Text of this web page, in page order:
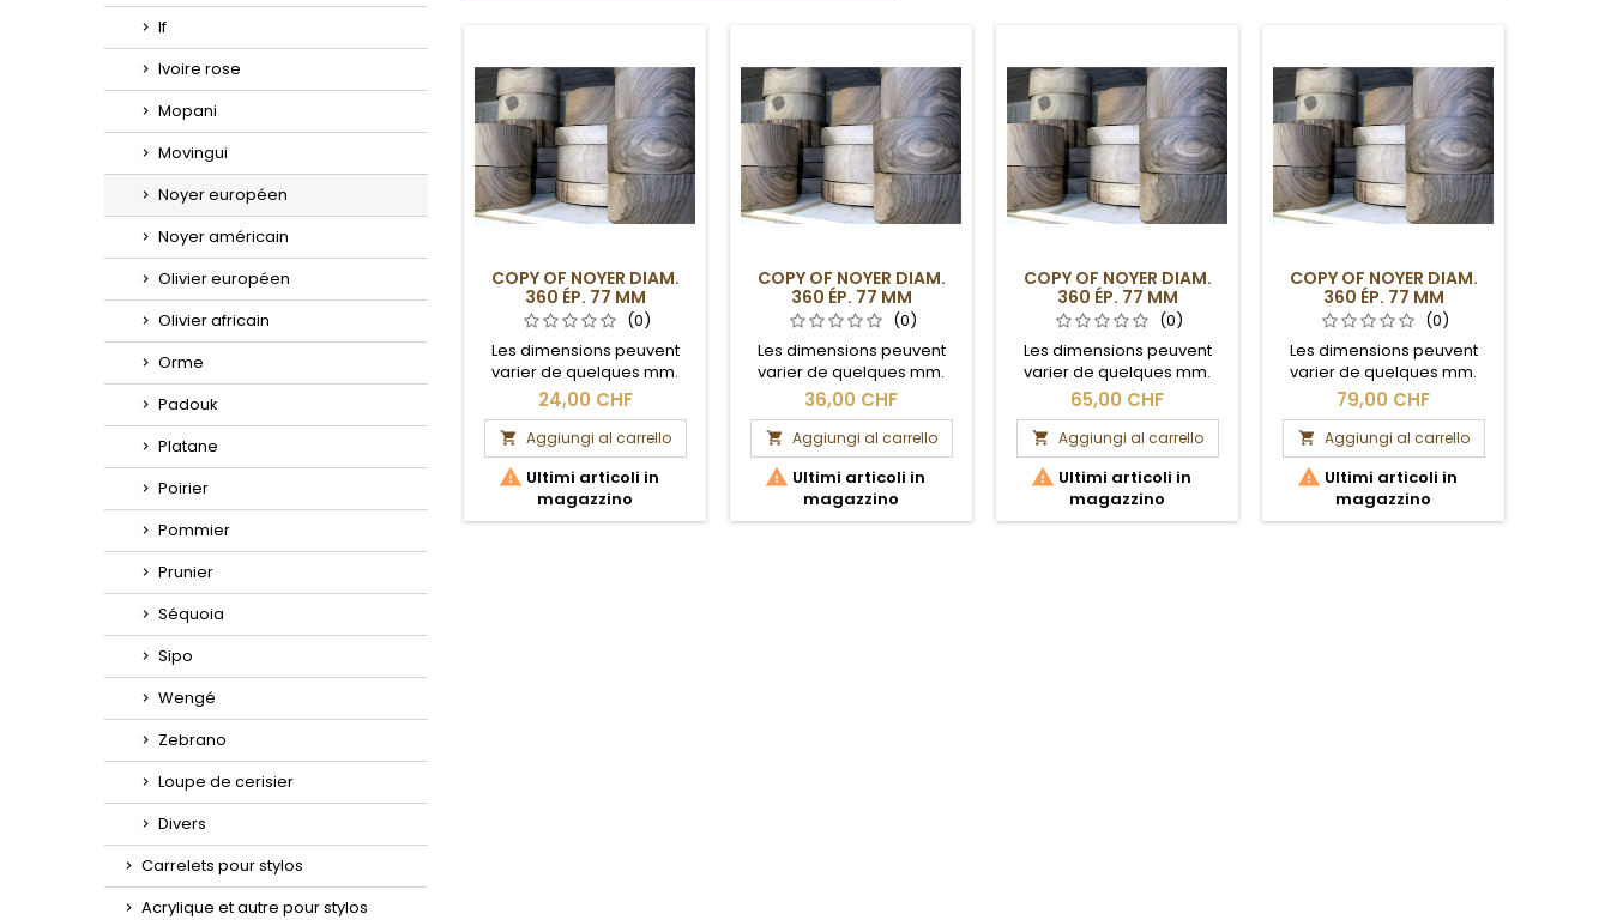
If
Ivoire rose
Mopani
Movingui
Noyer européen
Noyer américain
Olivier européen
Olivier africain
Orme
Padouk
Platane
Poirier
Pommier
Prunier
Séquoia
Sipo
Wengé
Zebrano
Loupe de cerisier
Divers
Carrelets pour stylos
Acrylique et autre pour stylos
COPY OF NOYER DIAM.
360 ÉP. 77 MM
(0)
Les dimensions peuvent
varier de quelques mm.
Section brute.
24,00 CHF
 Aggiungi al carrello
 Ultimi articoli in
magazzino
COPY OF NOYER DIAM.
360 ÉP. 77 MM
(0)
Les dimensions peuvent
varier de quelques mm.
Section brute.
36,00 CHF
 Aggiungi al carrello
 Ultimi articoli in
magazzino
COPY OF NOYER DIAM.
360 ÉP. 77 MM
(0)
Les dimensions peuvent
varier de quelques mm.
Section brute.
65,00 CHF
 Aggiungi al carrello
 Ultimi articoli in
magazzino
COPY OF NOYER DIAM.
360 ÉP. 77 MM
(0)
Les dimensions peuvent
varier de quelques mm.
Section brute.
79,00 CHF
 Aggiungi al carrello
 Ultimi articoli in
magazzino